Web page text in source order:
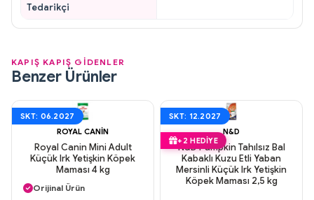
Tedarikçi
KAPIŞ KAPIŞ GİDENLER
Benzer Ürünler
SKT: 06.2027
ROYAL CANIN
Royal Canin Mini Adult
Küçük Irk Yetişkin Köpek
Maması 4 kg
Aynı Gün Kargo
Orijinal Ürün
SKT: 12.2027
+2 HEDIYE
N&D
N&D Pumpkin Tahılsız Bal
Kabaklı Kuzu Etli Yaban
Mersinli Küçük Irk Yetişkin
Köpek Maması 2,5 kg